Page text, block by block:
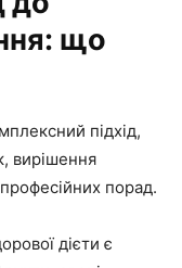
що
підхід,
вирішення
порад.
дієти є